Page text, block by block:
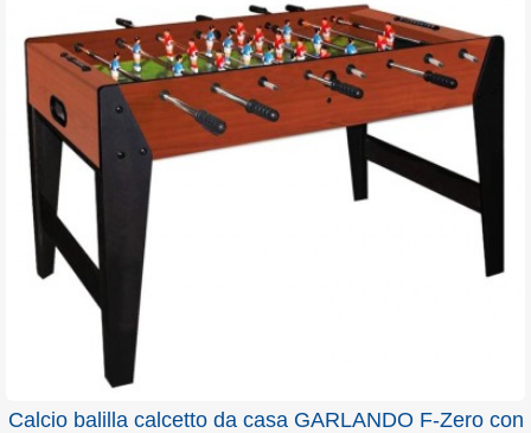
Calcio balilla calcetto da casa GARLANDO F-Zero con